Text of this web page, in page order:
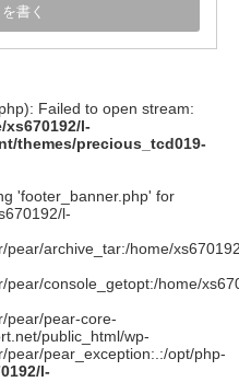
Failed to open stream:
xs670192/l-
themes/precious_tcd019-
'footer_banner.php' for
l-
pear/archive_tar:/home/
console_getopt:/home/
pear/pear-core-
public_html/wp-
pear/pear_exception:.:/opt/php-
l-